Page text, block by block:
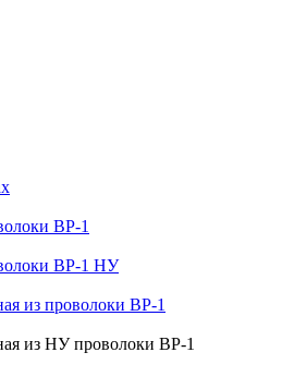
ВР-1
ВР-1 НУ
из проволоки ВР-1
из НУ проволоки ВР-1